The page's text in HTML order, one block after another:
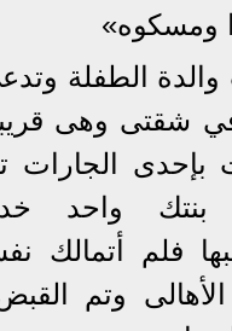
ومسكوه»
والدة الطفلة
شقتى وهى
بإحدى الجارات
بنتك واحد
فلم
وتم